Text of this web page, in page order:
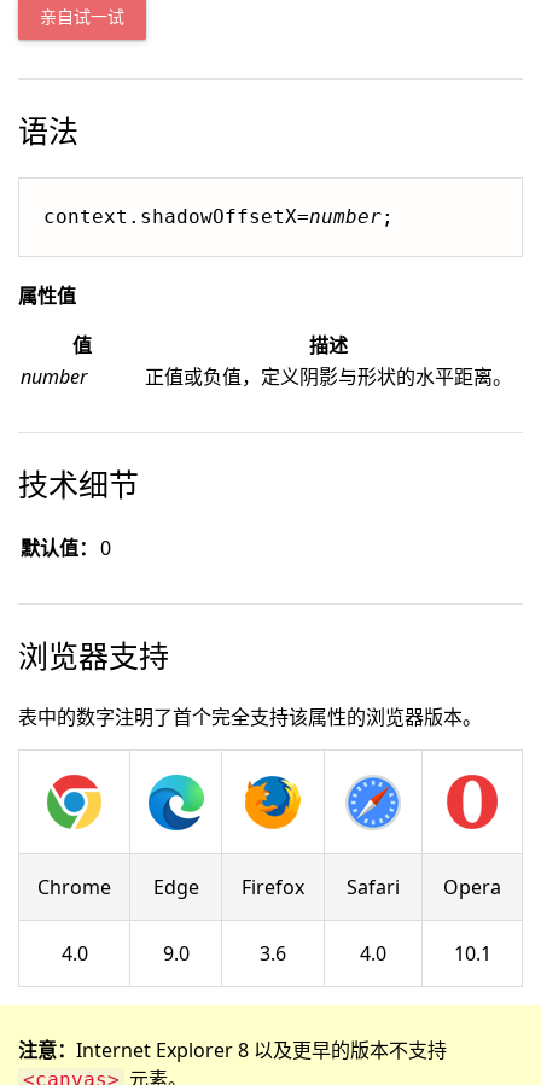
亲自试一试
语法
context.shadowOffsetX=number;
属性值
值
描述
number
正值或负值，定义阴影与形状的水平距离。
技术细节
默认值： 0
浏览器支持
表中的数字注明了首个完全支持该属性的浏览器版本。
Chrome Edge Firefox Safari Opera
4.0 9.0 3.6 4.0 10.1
注意： Internet Explorer 8 以及更早的版本不支持
<canvas> 元素。